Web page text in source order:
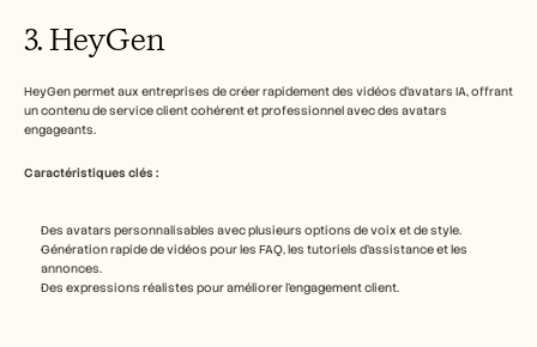
3. HeyGen
HeyGen permet aux entreprises de créer rapidement des vidéos d’avatars IA, offrant
un contenu de service client cohérent et professionnel avec des avatars
engageants.
Caractéristiques clés :
Des avatars personnalisables avec plusieurs options de voix et de style.
Génération rapide de vidéos pour les FAQ, les tutoriels d’assistance et les
annonces.
Des expressions réalistes pour améliorer l’engagement client.